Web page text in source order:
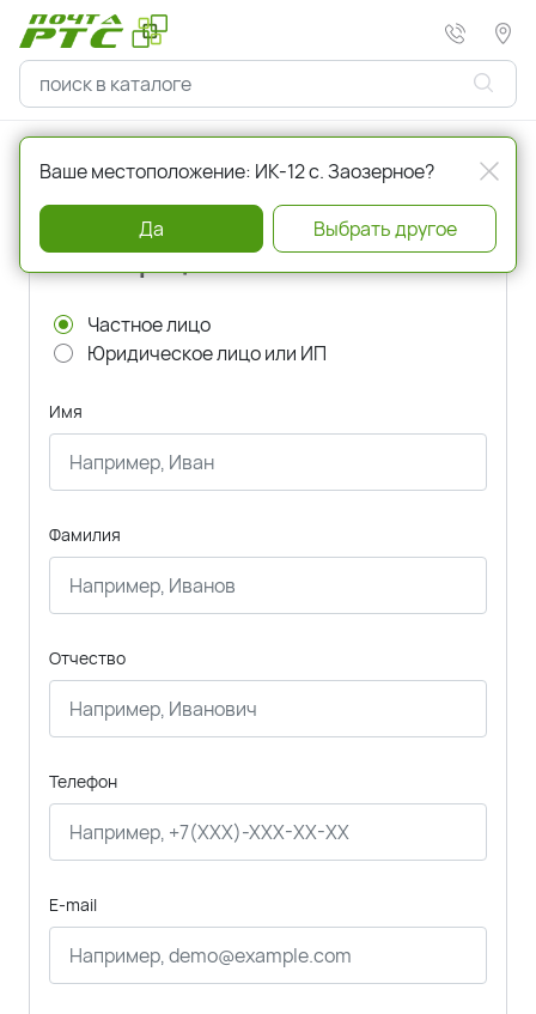
Главная Регистрация
Регистрация
Частное лицо
Юридическое лицо или ИП
Имя
Фамилия
Отчество
Телефон
E-mail
Ваше местоположение: ИК-12 с. Заозерное?
Да Выбрать другое